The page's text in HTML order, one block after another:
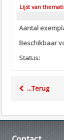
Lijst van
Aantal
Beschikbaar
Status:
...Terug